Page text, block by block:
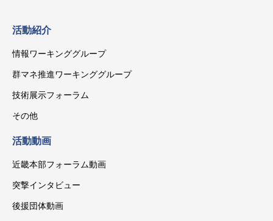
活動紹介
情報ワーキンググループ
群マネ推進ワーキンググループ
技術展示フォーラム
その他
活動動画
近畿本部フォーラム動画
突撃インタビュー
後援団体動画